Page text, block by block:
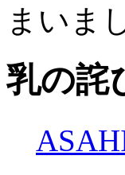
まいま
乳の詫